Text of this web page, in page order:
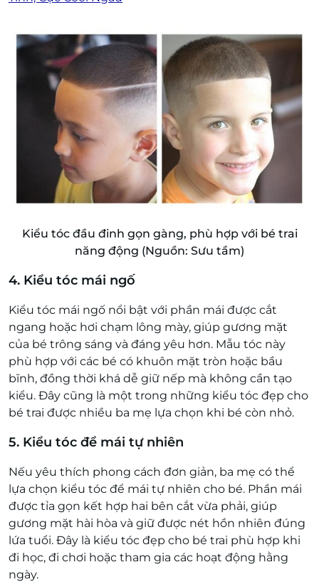
Kiểu tóc đầu đinh gọn gàng, phù hợp với bé trai
năng động (Nguồn: Sưu tầm)
4. Kiểu tóc mái ngố
Kiểu tóc mái ngố nổi bật với phần mái được cắt
ngang hoặc hơi chạm lông mày, giúp gương mặt
của bé trông sáng và đáng yêu hơn. Mẫu tóc này
phù hợp với các bé có khuôn mặt tròn hoặc bầu
bĩnh, đồng thời khá dễ giữ nếp mà không cần tạo
kiểu. Đây cũng là một trong những kiểu tóc đẹp cho
bé trai được nhiều ba mẹ lựa chọn khi bé còn nhỏ.
5. Kiểu tóc để mái tự nhiên
Nếu yêu thích phong cách đơn giản, ba mẹ có thể
lựa chọn kiểu tóc để mái tự nhiên cho bé. Phần mái
được tỉa gọn kết hợp hai bên cắt vừa phải, giúp
gương mặt hài hòa và giữ được nét hồn nhiên đúng
lứa tuổi. Đây là kiểu tóc đẹp cho bé trai phù hợp khi
đi học, đi chơi hoặc tham gia các hoạt động hằng
ngày.